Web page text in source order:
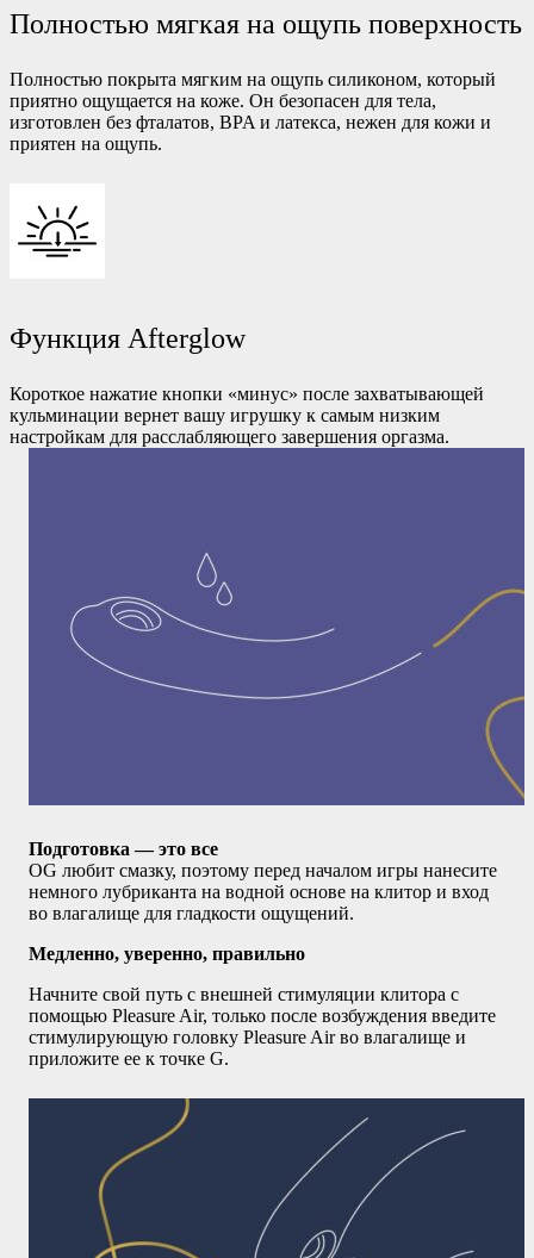
Полностью мягкая на ощупь поверхность
Полностью покрыта мягким на ощупь силиконом, который
приятно ощущается на коже. Он безопасен для тела,
изготовлен без фталатов, BPA и латекса, нежен для кожи и
приятен на ощупь.
Функция Afterglow
Короткое нажатие кнопки «минус» после захватывающей
кульминации вернет вашу игрушку к самым низким
настройкам для расслабляющего завершения оргазма.
Подготовка — это все
OG любит смазку, поэтому перед началом игры нанесите
немного лубриканта на водной основе на клитор и вход
во влагалище для гладкости ощущений.
Медленно, уверенно, правильно
Начните свой путь с внешней стимуляции клитора с
помощью Pleasure Air, только после возбуждения введите
стимулирующую головку Pleasure Air во влагалище и
приложите ее к точке G.